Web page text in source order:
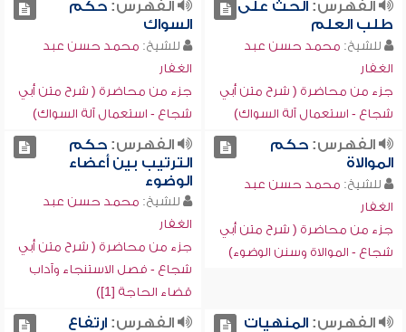
الفهرس:الحث على
طلب العلم
للشيخ: محمد حسن عبد
الغفار
جزء من محاضرة ( شرح متن أبي
شجاع - استعمال آلة السواك)
الفهرس:حكم
السواك
للشيخ: محمد حسن عبد
الغفار
جزء من محاضرة ( شرح متن أبي
شجاع - استعمال آلة السواك)
الفهرس:حكم
الموالاة
للشيخ: محمد حسن عبد
الغفار
جزء من محاضرة ( شرح متن أبي
شجاع - الموالاة وسنن الوضوء)
الفهرس:حكم
الترتيب بين أعضاء
الوضوء
للشيخ: محمد حسن عبد
الغفار
جزء من محاضرة ( شرح متن أبي
شجاع - فصل الاستنجاء وآداب
قضاء الحاجة [1])
الفهرس:المنهيات
الفهرس:ارتفاع